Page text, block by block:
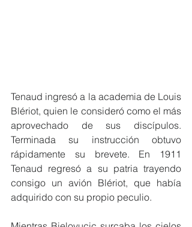
Tenaud ingresó a la academia de Louis
Blériot, quien le consideró como el más
aprovechado de sus discípulos.
Terminada su instrucción obtuvo
rápidamente su brevete. En 1911
Tenaud regresó a su patria trayendo
consigo un avión Blériot, que había
adquirido con su propio peculio.